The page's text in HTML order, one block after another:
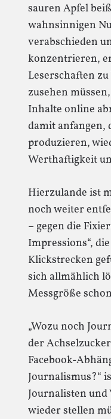
sauren Apfel
wahnsinnigen
verabschieden
konzentrieren,
Leserschaften
zusehen
Inhalte online
damit anfangen,
produzieren,
Werthaftigkeit
Hierzulande ist
noch weiter
– gegen die
Impressions“,
Klickstrecken
sich allmählich
Messgröße
„Wozu noch
der
Facebook-
Journalismus?“
Journalisten
wieder stellen